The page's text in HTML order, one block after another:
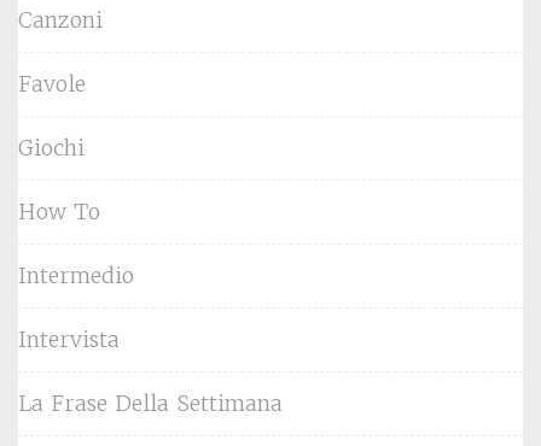
Canzoni
Favole
Giochi
How To
Intermedio
Intervista
La Frase Della Settimana